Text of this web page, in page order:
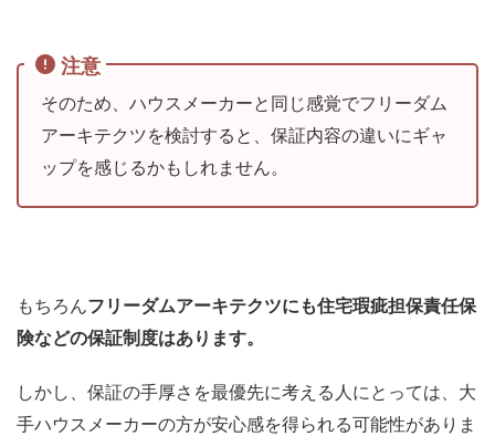
注意
そのため、ハウスメーカーと同じ感覚でフリーダム
アーキテクツを検討すると、保証内容の違いにギャ
ップを感じるかもしれません。
もちろんフリーダムアーキテクツにも住宅瑕疵担保責任保
険などの保証制度はあります。
しかし、保証の手厚さを最優先に考える人にとっては、大
手ハウスメーカーの方が安心感を得られる可能性がありま